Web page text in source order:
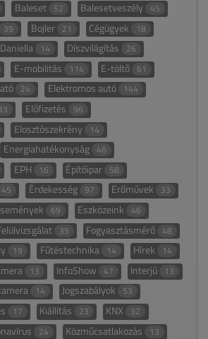
Baleset 52 Balesetveszély 45
39 Bojler 21 Cégügyek 18
Daniella 14 Díszvilágítás 26
E-mobilitás 114 E-töltő 61
24 Elektromos autó 144
Előfizetés 96
Elosztószekrény 14
Energiahatékonyság 46
EPH 16 Építőipar 58
45 Érdekesség 97 Erőművek 33
69 Eszközeink 46
35 Fogyasztásmérő 48
19 Fűtéstechnika 14 Hírek 14
13 InfoShow 47 Interjú 13
14 Jogszabályok 53
17 Kiállítás 23 KNX 32
24 Közműcsatlakozás 13